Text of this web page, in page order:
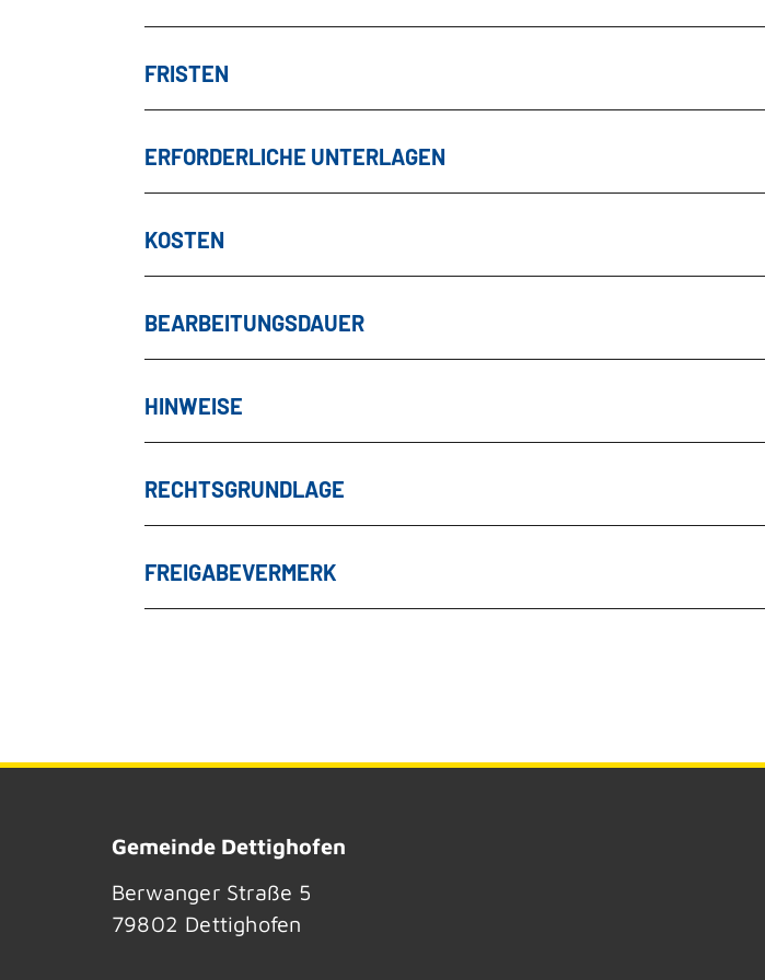
FRISTEN
ERFORDERLICHE UNTERLAGEN
KOSTEN
BEARBEITUNGSDAUER
HINWEISE
RECHTSGRUNDLAGE
FREIGABEVERMERK
Gemeinde Dettighofen
Berwanger Straße 5
79802 Dettighofen